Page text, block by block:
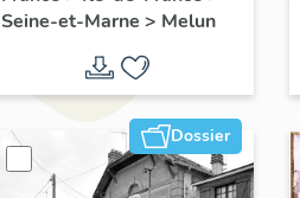
Seine-et-Marne > Melun
Dossier